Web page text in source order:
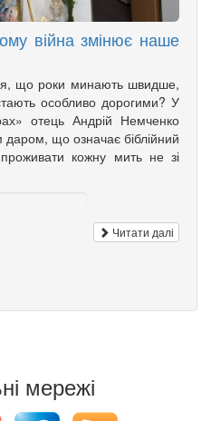
війна змінює наше
що роки минають швидше,
особливо дорогими? У
отець Андрій Немченко
що означає біблійний
кожну мить не зі
Читати далі
мережі